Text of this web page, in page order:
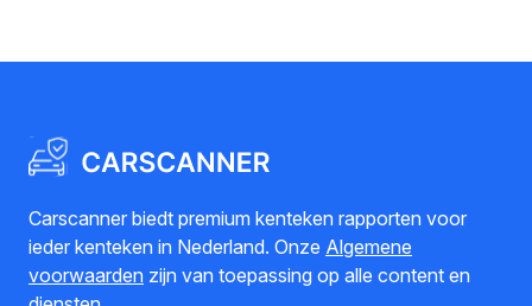
Carscanner biedt premium kenteken rapporten voor
ieder kenteken in Nederland. Onze Algemene
voorwaarden zijn van toepassing op alle content en